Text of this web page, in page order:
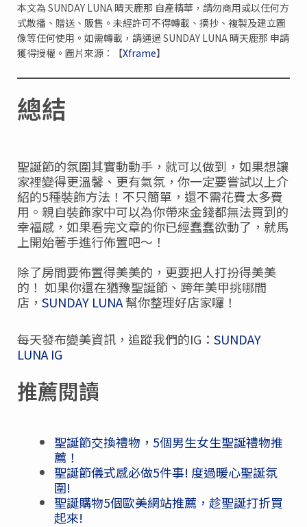
本文為 SUNDAY LUNA 晴天鹿那 自產精華，請勿商用或以任何方
式散播、贈送、販售。未經許可不得轉載、摘抄、複製及建立圖
像等任何使用。如需轉載，請通過 SUNDAY LUNA 晴天鹿那 申請
獲得授權。圖片來源：【Xframe】
總結
聖誕節的氛圍其實動動手，就可以做到，如果想讓
家裡變得更溫馨、更有氣氛，你一定要嘗試以上介
紹的5種裝飾方法！不只簡單，還不需花費太多費
用。親自裝飾家中可以為你帶來金錢都無法買到的
幸福感，如果看完文章的你已經蠢蠢欲動了，就馬
上開始著手進行佈置吧～！
除了房間要佈置得美美的，更要把人打扮得美美
的！ 如果你還在猶豫聖誕節、跨年美甲挑哪間
店， SUNDAY LUNA幫你整理好店家囉！
每天發布變美資訊，追蹤我們的IG： SUNDAY
LUNA IG
推薦閱讀
聖誕節交換禮物，5個男生女生聖誕禮物推
薦！
聖誕節儀式感必做5件事! 度過暖心聖誕氛
圍!
聖誕購物5個歐美網站推薦，趁聖誕打折買
起來!